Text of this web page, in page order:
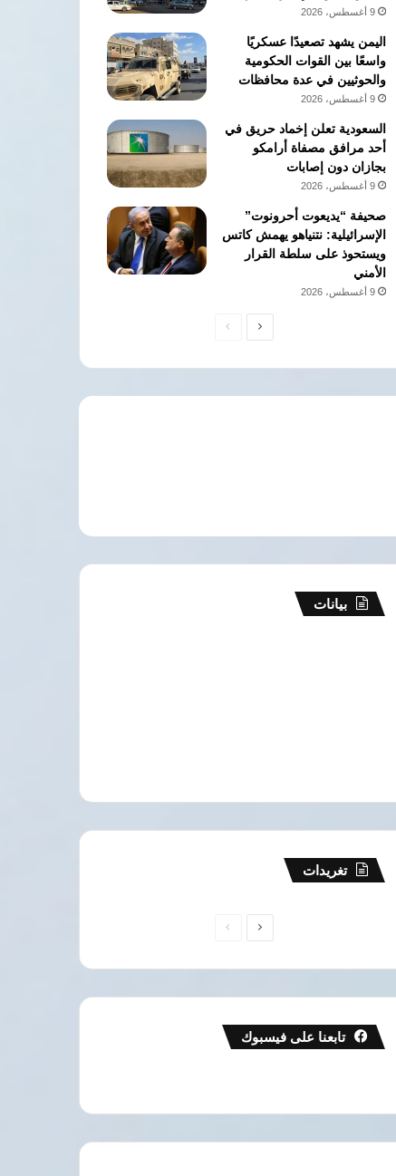
9 أغسطس، 2026
اليمن يشهد تصعيدًا عسكريًا
واسعًا بين القوات الحكومية
والحوثيين في عدة محافظات
9 أغسطس، 2026
السعودية تعلن إخماد حريق في
أحد مرافق مصفاة أرامكو
بجازان دون إصابات
9 أغسطس، 2026
صحيفة “يديعوت أحرونوت”
الإسرائيلية: نتنياهو يهمش كاتس
ويستحوذ على سلطة القرار
الأمني
9 أغسطس، 2026
الصفحةالصفحة
بيانات
تغريدات
الصفحةالصفحة
تابعنا على فيسبوك